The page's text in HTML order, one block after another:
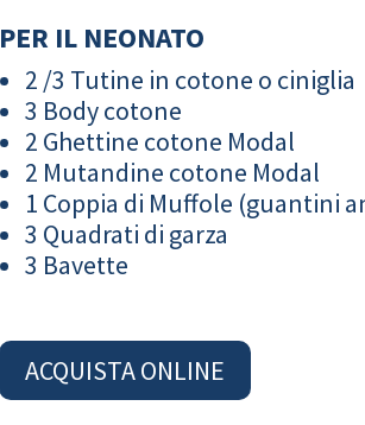
PER IL NEONATO
2 /3 Tutine in cotone o ciniglia
3 Body cotone
2 Ghettine cotone Modal
2 Mutandine cotone Modal
1 Coppia di Muffole (guantini
3 Quadrati di garza
3 Bavette
ACQUISTA ONLINE